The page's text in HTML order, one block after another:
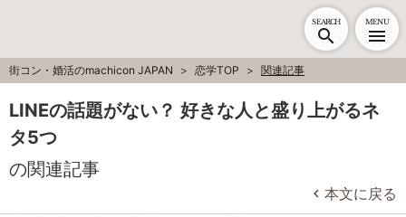
SEARCH MENU
街コン・婚活のmachicon JAPAN 恋学TOP 関連記事
LINEの話題がない？ 好きな人と盛り上がるネ
タ5つ
の関連記事
本文に戻る